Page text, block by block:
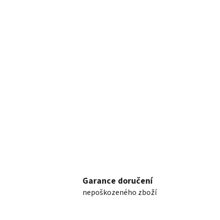
Garance doručení
nepoškozeného zboží